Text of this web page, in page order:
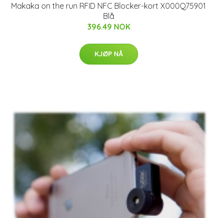
Makaka on the run RFID NFC Blocker-kort X000Q75901
Blå
396.49 NOK
KJØP NÅ